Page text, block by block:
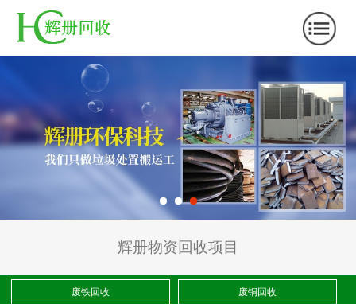
辉册物资回收项目
废铁回收 废铜回收